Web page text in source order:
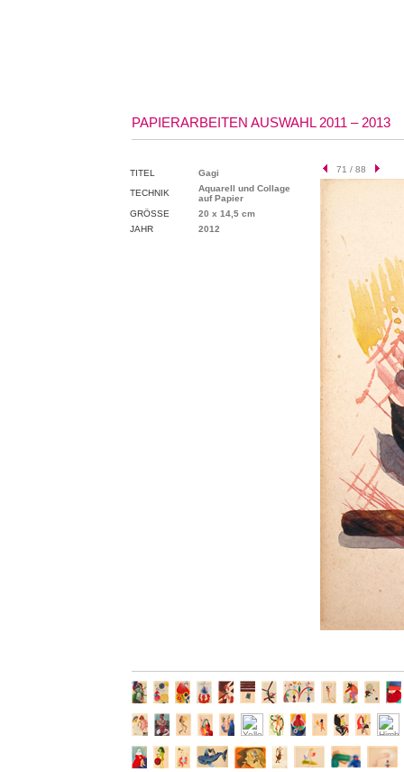
PAPIERARBEITEN AUSWAHL 2011 – 2013
TITEL
Gagi
TECHNIK
Aquarell und Collage
auf Papier
GRÖSSE
20 x 14,5 cm
JAHR
2012
71 / 88